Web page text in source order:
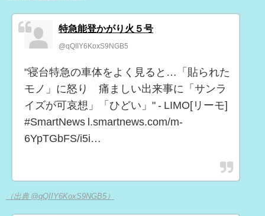
特急能登かがり火５号
@qQIIY6KoxS9NGB5
"寝台特急の車体をよく見ると…「貼られた
モノ」に怒り 痛ましい出来事に「サンラ
イズが可哀想」「ひどい」" - LIMO[リーモ]
#SmartNews l.smartnews.com/m-
6YpTGbFS/i5i…
（出典 @qQIIY6KoxS9NGB5）